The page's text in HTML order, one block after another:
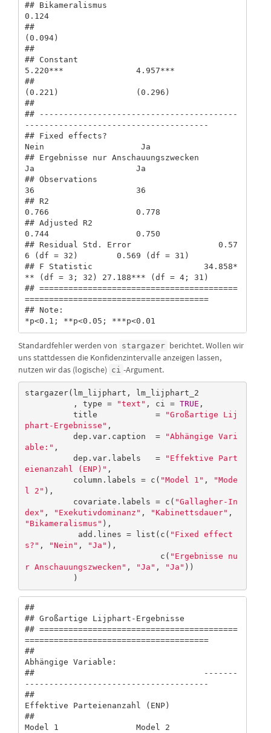
## Bikameralismus
0.124
##
(0.094)
##
## Constant
5.220***               4.957***
##
(0.221)                (0.296)
##
## -----------------------------------------
--------------------------------------
## Fixed effects?
Nein                    Ja
## Ergebnisse nur Anschauungszwecken
Ja                     Ja
## Observations
36                     36
## R2
0.766                  0.778
## Adjusted R2
0.744                  0.750
## Residual Std. Error                  0.57
6 (df = 32)        0.569 (df = 31)
## F Statistic                       34.858*
** (df = 3; 32) 27.188*** (df = 4; 31)
## =========================================
======================================
## Note:
*p<0.1; **p<0.05; ***p<0.01
Standardfehler werden von stargazer berichtet. Wollen wir
uns stattdessen die Konfidenzintervalle anzeigen lassen,
nutzen wir das (logische) ci -Argument.
stargazer(lm_lijphart, lm_lijphart_2
          , type =
"text" , ci = TRUE ,
          title            =
"Großartige Lij
phart-Ergebnisse" ,
          dep.var.caption  =
"Abhängige Vari
able:" ,
          dep.var.labels   =
"Effektive Part
eienanzahl (ENP)" ,
          column.labels = c(
"Model 1" ,
"Mode
l 2" ),
          covariate.labels = c(
"Gallagher-In
dex" , "Exekutivdominanz" , "Kabinettsdauer"
"Bikameralismus" ),
           add.lines = list(c(
"Fixed effect
s?" , "Nein" , "Ja" ),
                            c(
"Ergebnisse nu
r Anschauungszwecken" , "Ja" , "Ja" ))
          )
##
## Großartige Lijphart-Ergebnisse
## =========================================
======================================
##
Abhängige Variable:
##                                   -------
--------------------------------------
##
Effektive Parteienanzahl (ENP)
##
Model 1                Model 2